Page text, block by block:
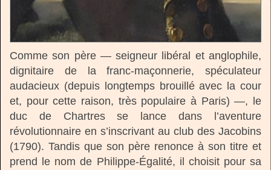
Comme son père — seigneur libéral et anglophile,
dignitaire de la franc-maçonnerie, spéculateur
audacieux (depuis longtemps brouillé avec la cour
et, pour cette raison, très populaire à Paris) —, le
duc de Chartres se lance dans l’aventure
révolutionnaire en s’inscrivant au club des Jacobins
(1790). Tandis que son père renonce à son titre et
prend le nom de Philippe-Égalité, il choisit pour sa